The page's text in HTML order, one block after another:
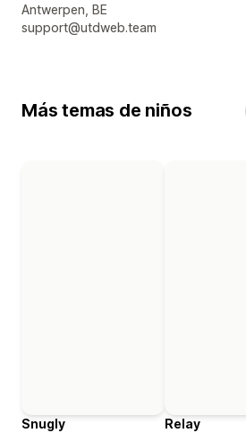
Detalles de contacto del diseñador
Antwerpen, BE
support@utdweb.team
Más temas de niños
Snugly
Relay